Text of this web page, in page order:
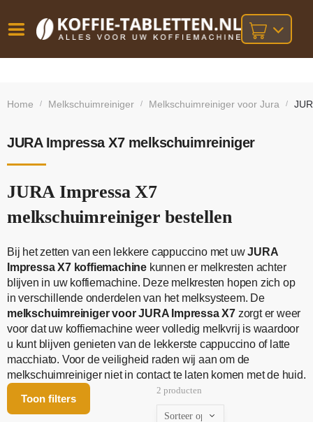
besteld,
bij orders
Home / Melkschuimreiniger / Melkschuimreiniger voor Jura /
JURA Impressa X7 melkschuimreiniger
JURA Impressa X7
melkschuimreiniger bestellen
Bij het zetten van een lekkere cappuccino met uwJURA
Impressa X7 koffiemachine kunnen er melkresten achter
blijven in uw koffiemachine. Deze melkresten hopen zich op
in verschillende onderdelen van het melksysteem. De
melkschuimreiniger voor JURA Impressa X7 zorgt er weer
voor dat uw koffiemachine weer volledig melkvrij is waardoor
u kunt blijven genieten van de lekkerste cappuccino of latte
macchiato. Voor de veiligheid raden wij aan om de
melkschuimreiniger niet in contact te laten komen met de huid.
Toon filters
2 producten